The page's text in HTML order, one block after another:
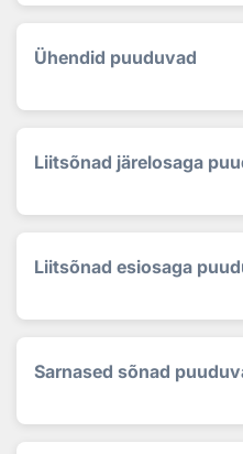
Ühendid puuduvad
Liitsõnad järelosaga
Liitsõnad esiosaga
Sarnased sõnad